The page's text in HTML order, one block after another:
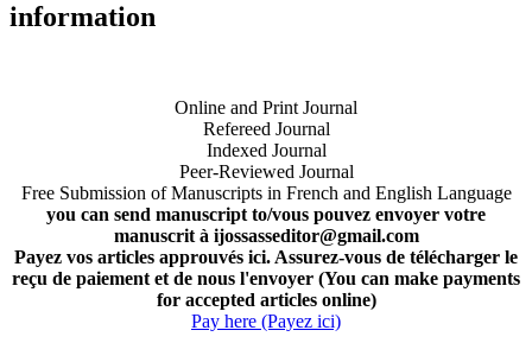
information
Online and Print Journal
Refereed Journal
Indexed Journal
Peer-Reviewed Journal
Free Submission of Manuscripts in French and English Language
you can send manuscript to/vous pouvez envoyer votre
manuscrit à ijossasseditor@gmail.com
Payez vos articles approuvés ici. Assurez-vous de télécharger le
reçu de paiement et de nous l'envoyer (You can make payments
for accepted articles online)
Pay here (Payez ici)